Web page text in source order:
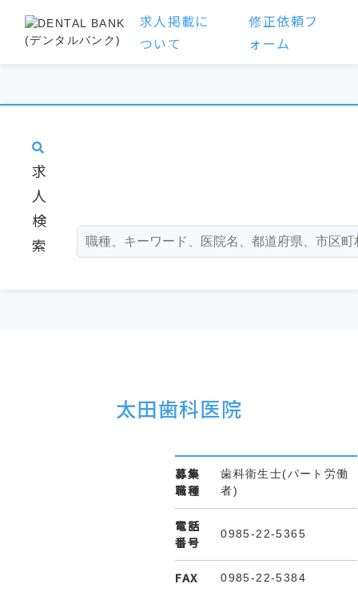
求人掲載に
ついて
修正依頼フ
ォーム
求
人
検
索
太田歯科医院
募集
職種
歯科衛生士(パート労働
者)
電話
番号
0985-22-5365
FAX 0985-22-5384